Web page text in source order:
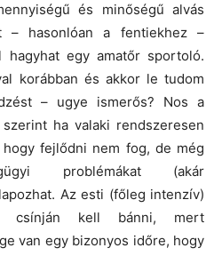
és minőségű alvás
– hasonlóan a fentiekhez –
hagyhat egy amatőr sportoló.
korábban és akkor le tudom
– ugye ismerős? Nos a
ha valaki rendszeresen
fejlődni nem fog, de még
problémákat (akár
Az esti (főleg intenzív)
csínján kell bánni, mert
van egy bizonyos időre, hogy